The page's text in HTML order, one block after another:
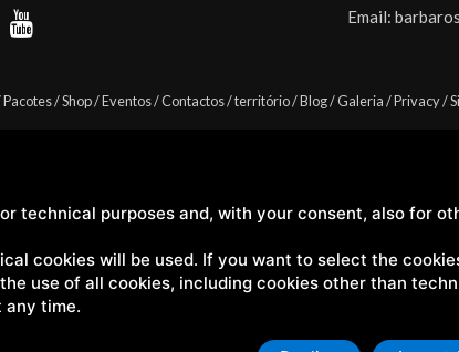
technical purposes and, with your consent, also for
cookies will be used. If you want to select the
use of all cookies, including cookies other than
any time.
Email:
Pacotes/Shop/Eventos/Contactos/território/Blog/Galeria/Privacy/
| 53027 San Quirico D'Orcia (Siena) | C.F. e P.IVA 01158980522